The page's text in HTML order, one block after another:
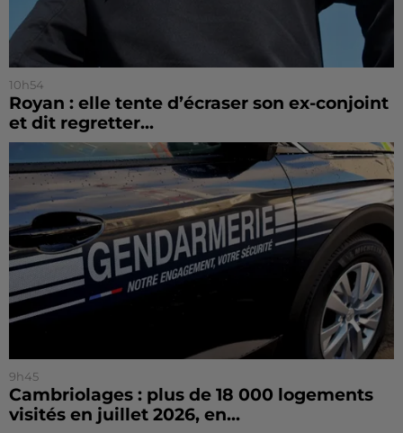
10h54
Royan : elle tente d’écraser son ex-conjoint
et dit regretter...
9h45
Cambriolages : plus de 18 000 logements
visités en juillet 2026, en...